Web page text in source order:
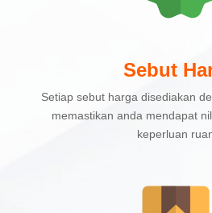
Sebut
Setiap sebut harga disediakan
memastikan anda mendapat
keperluan